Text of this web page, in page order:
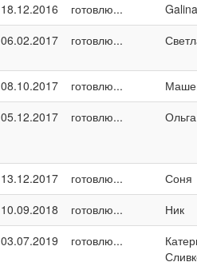
18.12.2016 готовлю...
06.02.2017 готовлю...
08.10.2017 готовлю...
05.12.2017 готовлю...
13.12.2017 готовлю...
Соня
10.09.2018 готовлю...
Ник
03.07.2019 готовлю...